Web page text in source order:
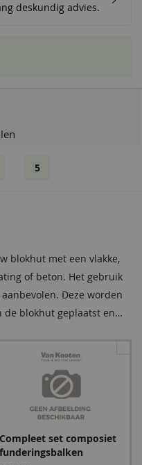
deskundig advies.
5
dakshingles bestellen.
geschikt voor het
dak, om zo de
als asfaltnagels voor het
Voor modellen
sets aan te schaffen
blokhut met een vlakke,
of beton. Het gebruik
Deze worden
de blokhut geplaatst en
regenwater, vocht en
verlengt u de
Compleet set composiet
funderingsbalken